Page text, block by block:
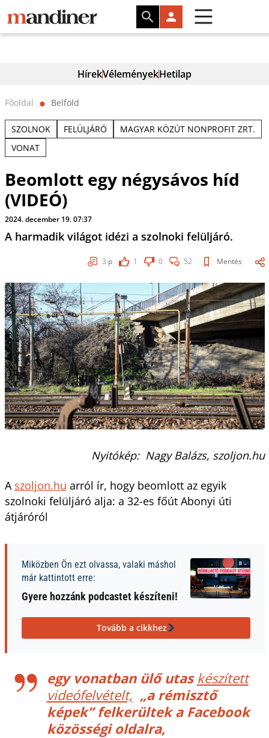
HírekVéleményekHetilap
Főoldal ⬤ Belföld
SZOLNOK FELÜLJÁRÓ
MAGYAR KÖZÚT NONPROFIT ZRT.
VONAT
Beomlott egy négysávos híd
(VIDEÓ)
2024. december 19. 07:37
A harmadik világot idézi a szolnoki felüljáró.
3 p 1 0 52 Mentés
Nyitókép: Nagy Balázs, szoljon.hu
A szoljon.hu arról ír, hogy beomlott az egyik
szolnoki felüljáró alja: a 32-es főút Abonyi úti
átjáróról
Miközben Ön ezt olvassa, valaki máshol
már kattintott erre:
Gyere hozzánk podcastet készíteni!
Tovább a cikkhez
egy vonatban ülő utas készített
videófelvételt, „a rémisztő
képek” felkerültek a Facebook
közösségi oldalra,